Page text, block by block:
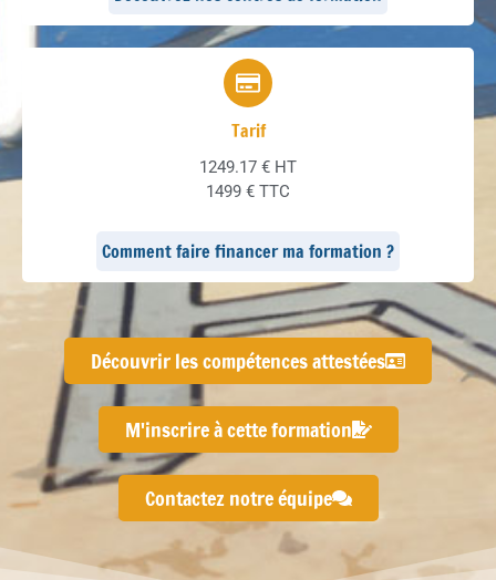
Tarif
1249.17 € HT
1499 € TTC
Comment faire financer ma formation ?
Découvrir les compétences attestées
M'inscrire à cette formation
Contactez notre équipe